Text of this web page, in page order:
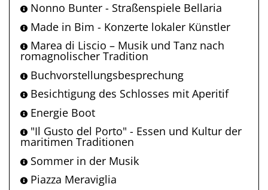
Nonno Bunter - Straßenspiele Bellaria
Made in Bim - Konzerte lokaler Künstler
Marea di Liscio – Musik und Tanz nach
romagnolischer Tradition
Buchvorstellungsbesprechung
Besichtigung des Schlosses mit Aperitif
Energie Boot
"Il Gusto del Porto" - Essen und Kultur der
maritimen Traditionen
Sommer in der Musik
Piazza Meraviglia